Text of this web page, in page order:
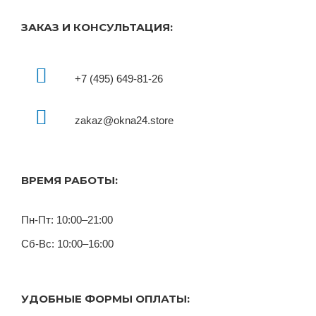
ЗАКАЗ И КОНСУЛЬТАЦИЯ:
+7 (495) 649-81-26
zakaz@okna24.store
ВРЕМЯ РАБОТЫ:
Пн-Пт: 10:00–21:00
Сб-Вс: 10:00–16:00
УДОБНЫЕ ФОРМЫ ОПЛАТЫ: